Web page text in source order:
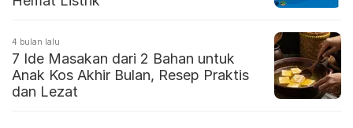
4 bulan lalu
7 Ide Masakan dari 2 Bahan untuk
Anak Kos Akhir Bulan, Resep Praktis
dan Lezat